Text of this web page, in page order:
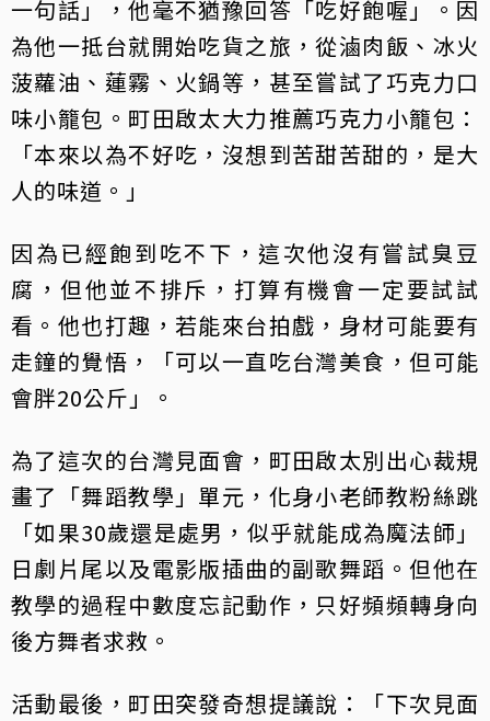
一句話」，他毫不猶豫回答「吃好飽喔」。因
為他一抵台就開始吃貨之旅，從滷肉飯、冰火
菠蘿油、蓮霧、火鍋等，甚至嘗試了巧克力口
味小籠包。町田啟太大力推薦巧克力小籠包：
「本來以為不好吃，沒想到苦甜苦甜的，是大
人的味道。」
因為已經飽到吃不下，這次他沒有嘗試臭豆
腐，但他並不排斥，打算有機會一定要試試
看。他也打趣，若能來台拍戲，身材可能要有
走鐘的覺悟，「可以一直吃台灣美食，但可能
會胖20公斤」。
為了這次的台灣見面會，町田啟太別出心裁規
畫了「舞蹈教學」單元，化身小老師教粉絲跳
「如果30歲還是處男，似乎就能成為魔法師」
日劇片尾以及電影版插曲的副歌舞蹈。但他在
教學的過程中數度忘記動作，只好頻頻轉身向
後方舞者求救。
活動最後，町田突發奇想提議說：「下次見面